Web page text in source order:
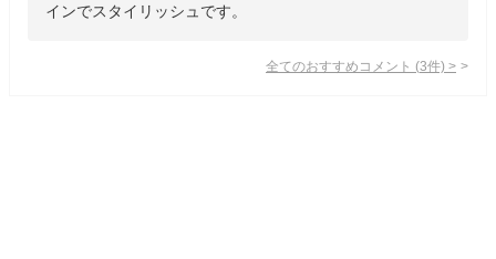
インでスタイリッシュです。
全てのおすすめコメント (3件) >